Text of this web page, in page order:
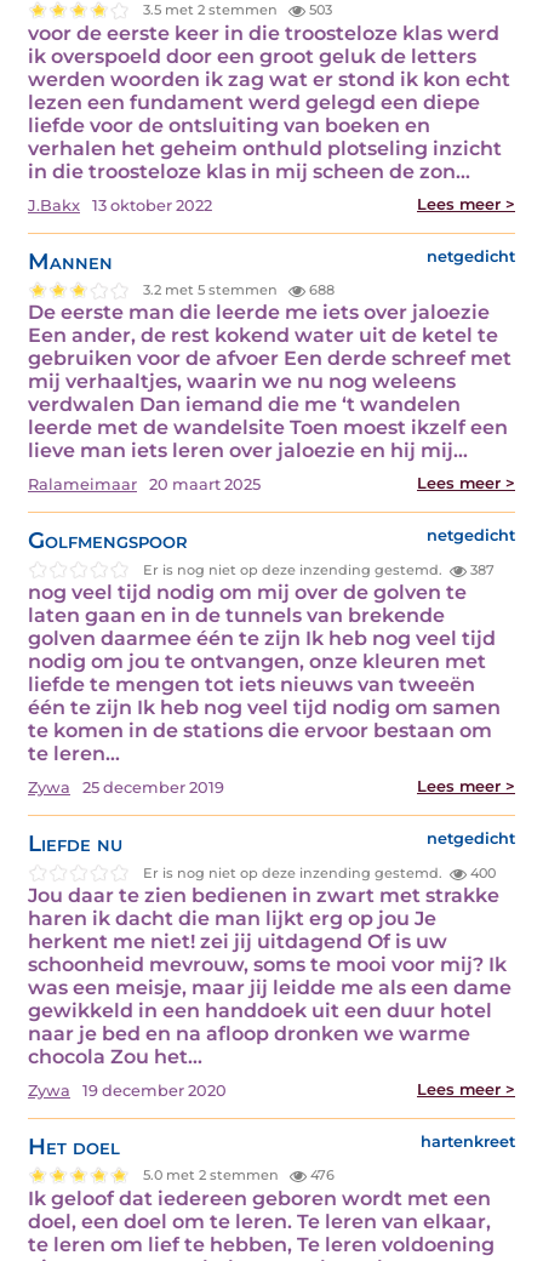
3.5 met 2 stemmen 503
voor de eerste keer in die troosteloze klas werd
ik overspoeld door een groot geluk de letters
werden woorden ik zag wat er stond ik kon echt
lezen een fundament werd gelegd een diepe
liefde voor de ontsluiting van boeken en
verhalen het geheim onthuld plotseling inzicht
in die troosteloze klas in mij scheen de zon…
J.Bakx 13 oktober 2022 Lees meer >
Mannen netgedicht
3.2 met 5 stemmen 688
De eerste man die leerde me iets over jaloezie
Een ander, de rest kokend water uit de ketel te
gebruiken voor de afvoer Een derde schreef met
mij verhaaltjes, waarin we nu nog weleens
verdwalen Dan iemand die me ‘t wandelen
leerde met de wandelsite Toen moest ikzelf een
lieve man iets leren over jaloezie en hij mij…
Ralameimaar 20 maart 2025 Lees meer >
Golfmengspoor netgedicht
Er is nog niet op deze inzending gestemd. 387
nog veel tijd nodig om mij over de golven te
laten gaan en in de tunnels van brekende
golven daarmee één te zijn Ik heb nog veel tijd
nodig om jou te ontvangen, onze kleuren met
liefde te mengen tot iets nieuws van tweeën
één te zijn Ik heb nog veel tijd nodig om samen
te komen in de stations die ervoor bestaan om
te leren…
Zywa 25 december 2019 Lees meer >
Liefde nu netgedicht
Er is nog niet op deze inzending gestemd. 400
Jou daar te zien bedienen in zwart met strakke
haren ik dacht die man lijkt erg op jou Je
herkent me niet! zei jij uitdagend Of is uw
schoonheid mevrouw, soms te mooi voor mij? Ik
was een meisje, maar jij leidde me als een dame
gewikkeld in een handdoek uit een duur hotel
naar je bed en na afloop dronken we warme
chocola Zou het…
Zywa 19 december 2020 Lees meer >
Het doel hartenkreet
5.0 met 2 stemmen 476
Ik geloof dat iedereen geboren wordt met een
doel, een doel om te leren. Te leren van elkaar,
te leren om lief te hebben, Te leren voldoening